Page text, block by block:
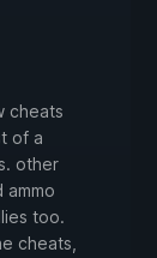
cheats
of a
other
ammo
too.
cheats,